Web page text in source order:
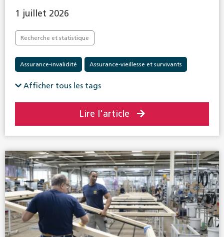
1 juillet 2026
Recherche et statistique
Assurance-invalidité Assurance-vieillesse et survivants
Prestations complémentaires
Afficher tous les tags
Lire l'article